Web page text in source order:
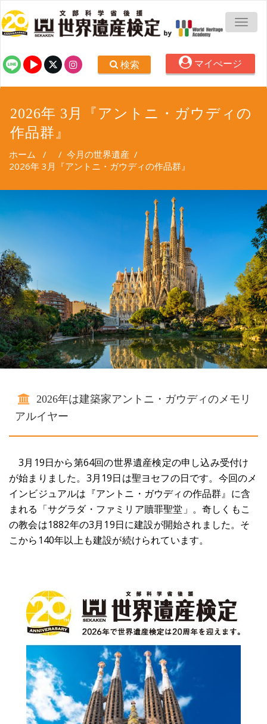
検索 マイぺージ
2026年 3月『アントニ・ガウディの
作品群』
ホーム / / 今月の世界遺産 /
2026年 3月『アントニ・ガウディの作品群』
2026年は建築家アントニ・ガウディのメモリ
アルイヤー
3月19日から第64回の世界遺産検定の申し込み受付け
が始まりました。3月19日は聖ヨセフの日です。今回のメ
インビジュアルは『アントニ・ガウディの作品群』に含
まれる「サグラダ・ファミリア贖罪聖堂」。奇しくもこ
の教会は1882年の3月19日に建設が開始されました。そ
こから140年以上も建設が続けられています。